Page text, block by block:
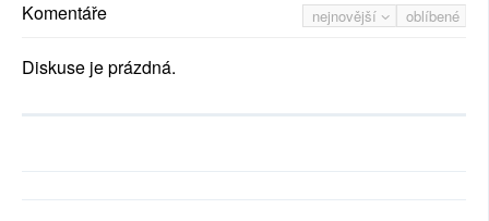
nejnovější oblíbené
Komentáře
Diskuse je prázdná.